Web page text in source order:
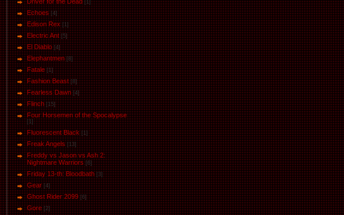
[1]
Eсhoеs [4]
Edison Rex [1]
Electric Ant [5]
El Diablo [4]
Elephantmen [8]
Fatale [1]
Fashion Beast [8]
Fearless Dawn [4]
Flinch [15]
Four Horsemen of the Spocalypse
[1]
Fluorescent Black [1]
Freak Angels [13]
Freddy vs Jason vs Ash 2:
Nightmare Warriors [6]
Friday 13-th: Bloodbath [3]
Gear [4]
Ghost Rider 2099 [6]
Gore [2]